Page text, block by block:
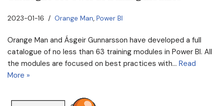
2023-01-16 Orange Man, Power BI
Orange Man and Ásgeir Gunnarsson have developed a full
catalogue of no less than 63 training modules in Power BI. All
the modules are focused on best practices with… Read
More »